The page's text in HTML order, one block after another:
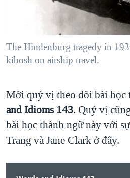
SỨC KHOẺ
GIÁO DỤC
MỘT NĂM CHIẾN TRANH TẠI
GIẢI MÃ VÀNH ĐAI & CON
TRỊNH VĨNH BÌNH - NGƯỜI HẠ
CHI PHÍ CHIẾN TRANH
CÁC GIÁ TRỊ CỘNG HÒA Ở VIỆT
THƯỢNG ĐỈNH TRUMP-KIM TẠI
Ngôn ngữ khác
The Hindenburg tragedy in
kibosh on airship travel.
Mời quý vị theo dõi bài học
and Idioms 143. Quý vị
bài học thành ngữ này với
Trang và Jane Clark ở đây.